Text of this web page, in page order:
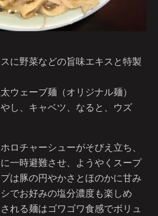
に野菜などの旨味エキスと特製
ウェーブ麺（オリジナル麺）
し、キャベツ、なると、ウズ
ロチャーシューがそびえ立ち、
一時避難させ、ようやくスープ
は豚の円やかさとほのかに甘み
でお好みの塩分濃度も楽しめ
れる麺はゴワゴワ食感でボリュ